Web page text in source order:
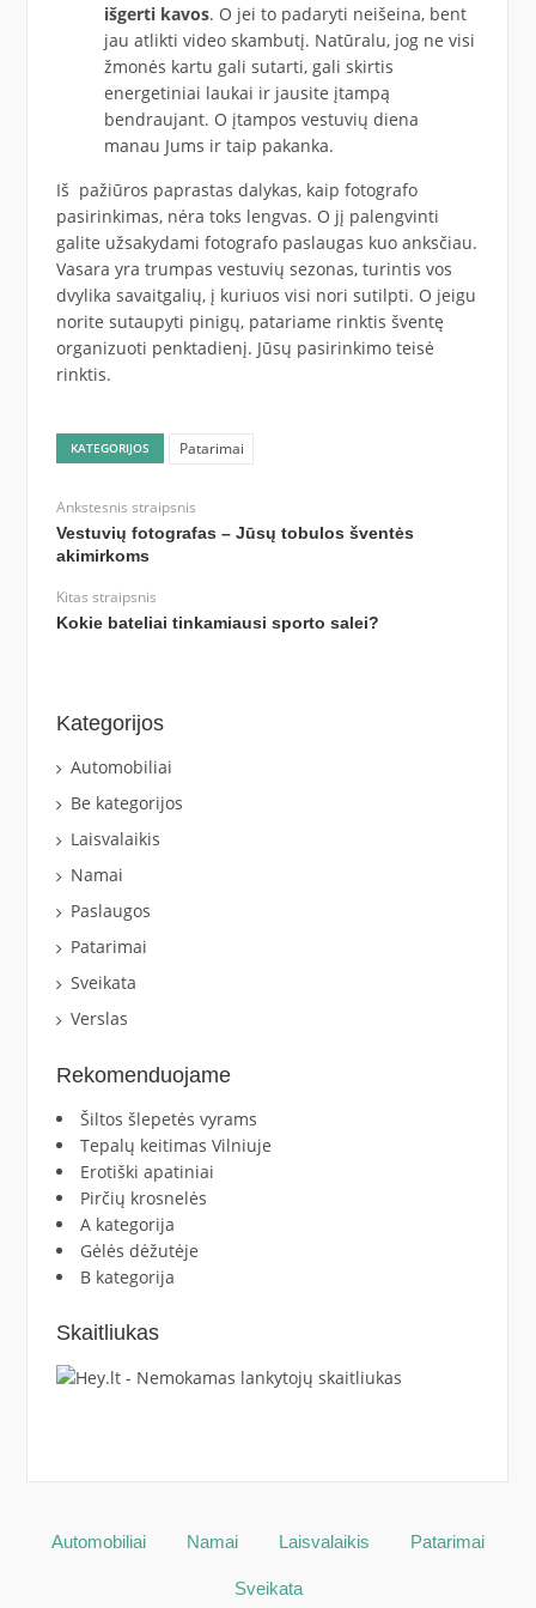
išgerti kavos. O jei to padaryti neišeina, bent
jau atlikti video skambutį. Natūralu, jog ne visi
žmonės kartu gali sutarti, gali skirtis
energetiniai laukai ir jausite įtampą
bendraujant. O įtampos vestuvių diena
manau Jums ir taip pakanka.
Iš pažiūros paprastas dalykas, kaip fotografo
pasirinkimas, nėra toks lengvas. O jį palengvinti
galite užsakydami fotografo paslaugas kuo anksčiau.
Vasara yra trumpas vestuvių sezonas, turintis vos
dvylika savaitgalių, į kuriuos visi nori sutilpti. O jeigu
norite sutaupyti pinigų, patariame rinktis šventę
organizuoti penktadienį. Jūsų pasirinkimo teisė
rinktis.
KATEGORIJOS Patarimai
Ankstesnis straipsnis
Vestuvių fotografas – Jūsų tobulos šventės
akimirkoms
Kitas straipsnis
Kokie bateliai tinkamiausi sporto salei?
Kategorijos
Automobiliai
Be kategorijos
Laisvalaikis
Namai
Paslaugos
Patarimai
Sveikata
Verslas
Rekomenduojame
Šiltos šlepetės vyrams
Tepalų keitimas Vilniuje
Erotiški apatiniai
Pirčių krosnelės
A kategorija
Gėlės dėžutėje
B kategorija
Skaitliukas
Automobiliai Namai Laisvalaikis Patarimai
Sveikata